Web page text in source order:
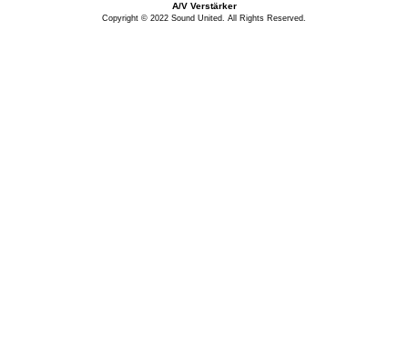
A/V Verstärker
Copyright © 2022 Sound United. All Rights Reserved.